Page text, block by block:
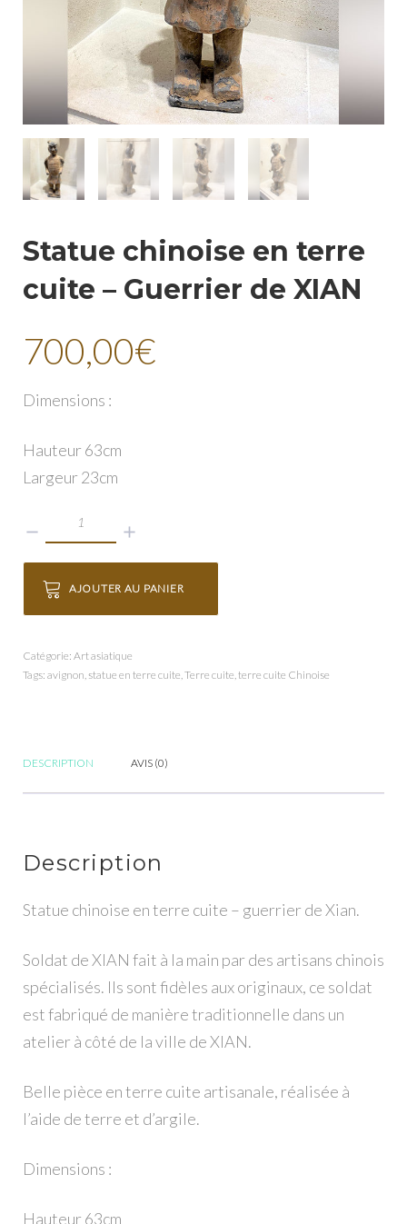
Statue chinoise en terre
cuite – Guerrier de XIAN
700,00€
Dimensions :
Hauteur 63cm
Largeur 23cm
quantité
de
chinoise
terre
cuite
de
XIAN
AJOUTER AU PANIER
Catégorie: Art asiatique
Tags: avignon,statue en terre cuite,Terre cuite,terre cuite Chinoise
DESCRIPTION AVIS (0)
Description
Statue chinoise en terre cuite – guerrier de Xian.
Soldat de XIAN fait à la main par des artisans chinois
spécialisés. Ils sont fidèles aux originaux, ce soldat
est fabriqué de manière traditionnelle dans un
atelier à côté de la ville de XIAN.
Belle pièce en terre cuite artisanale, réalisée à
l’aide de terre et d’argile.
Dimensions :
Hauteur 63cm